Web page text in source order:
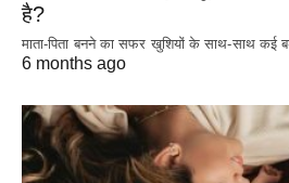
है?
माता-पिता बनने का सफर खुशियों के साथ-साथ कई
6 months ago